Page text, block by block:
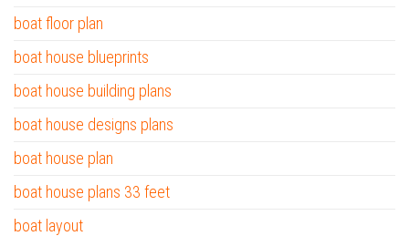
boat floor plan
boat house blueprints
boat house building plans
boat house designs plans
boat house plan
boat house plans 33 feet
boat layout